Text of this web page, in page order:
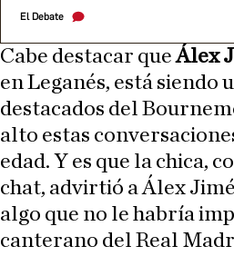
El Debate
Cabe destacar queÁlex
en Leganés, está siendo
destacados del
alto estas
edad. Y es que la chica,
chat, advirtió a Álex
algo que no le habría
canterano del Real